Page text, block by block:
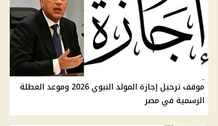
موقف ترحيل إجازة المولد النبوي 2026 وموعد العطلة
الرسمية في مصر